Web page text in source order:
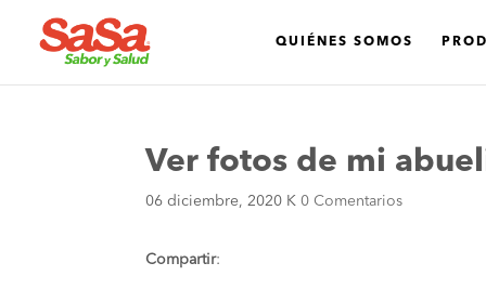
QUIÉNES SOMOS
Ver fotos de mi
06 diciembre, 2020 K 0 Comentarios
Compartir: